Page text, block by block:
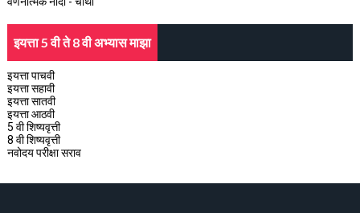
इयत्ता 5 वी ते 8 वी अभ्यास माझा
इयत्ता पाचवी
इयत्ता सहावी
इयत्ता सातवी
इयत्ता आठवी
5 वी शिष्यवृत्ती
8 वी शिष्यवृत्ती
नवोदय परीक्षा सराव